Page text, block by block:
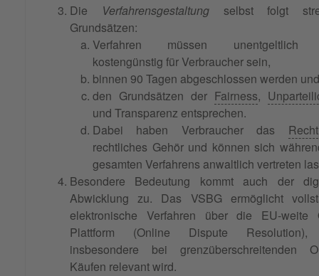
Die Verfahrensgestaltungselbst folgt
Grundsätzen:
Verfahren müssen unentgeltlich
kostengünstig für Verbraucher sein,
binnen 90 Tagen abgeschlossen werden und
den Grundsätzen der Fairness,
und Transparenz entsprechen.
Dabei haben Verbraucher das Recht
rechtliches Gehör und können sich
gesamten Verfahrens anwaltlich vertreten
Besondere Bedeutung kommt auch der
Abwicklung zu. Das VSBG ermöglicht
elektronische Verfahren über die EU-weite
Plattform (Online Dispute
insbesondere bei grenzüberschreitenden
Käufen relevant wird.